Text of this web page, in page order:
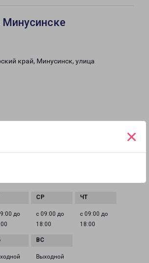
×
край, Минусинск, улица
до
с 09:00 до
18:00
с 09:00 до
18:00
Выходной